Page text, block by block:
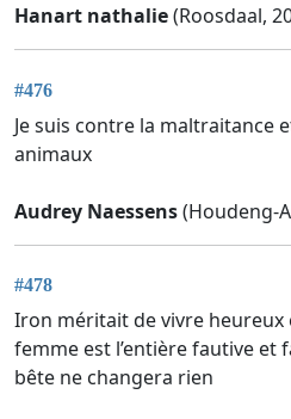
Hanart nathalie(Roosdaal,
#476
Je suis contre la maltraitance
animaux
Audrey Naessens(Houdeng-
#478
Iron méritait de vivre heureux
femme est l’entière fautive et
bête ne changera rien